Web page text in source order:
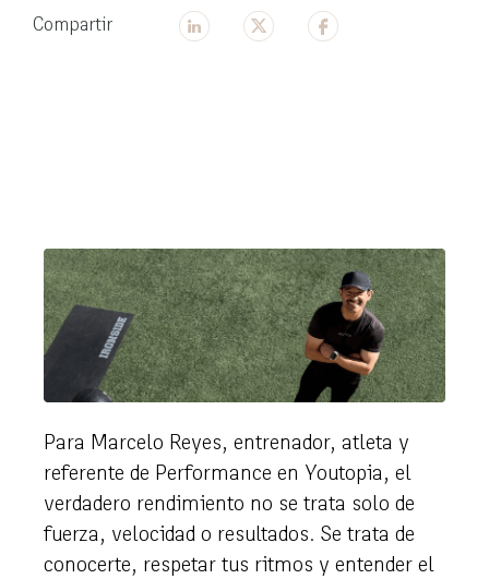
Compartir
Para Marcelo Reyes, entrenador, atleta y
referente de Performance en Youtopia, el
verdadero rendimiento no se trata solo de
fuerza, velocidad o resultados. Se trata de
conocerte, respetar tus ritmos y entender el